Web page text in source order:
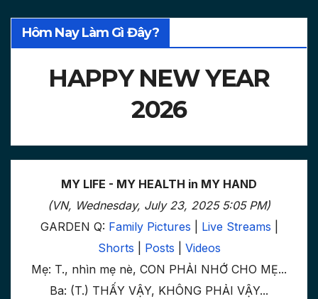
Hôm Nay Làm Gì Đây?
HAPPY NEW YEAR
2026
MY LIFE - MY HEALTH in MY HAND
(VN, Wednesday, July 23, 2025 5:05 PM)
GARDEN Q: Family Pictures Live Streams
Shorts
Posts
Videos
Mẹ: T., nhìn mẹ nè, CON PHẢI NHỚ CHO MẸ...
Ba: (T.) THẤY VẬY, KHÔNG PHẢI VẬY...